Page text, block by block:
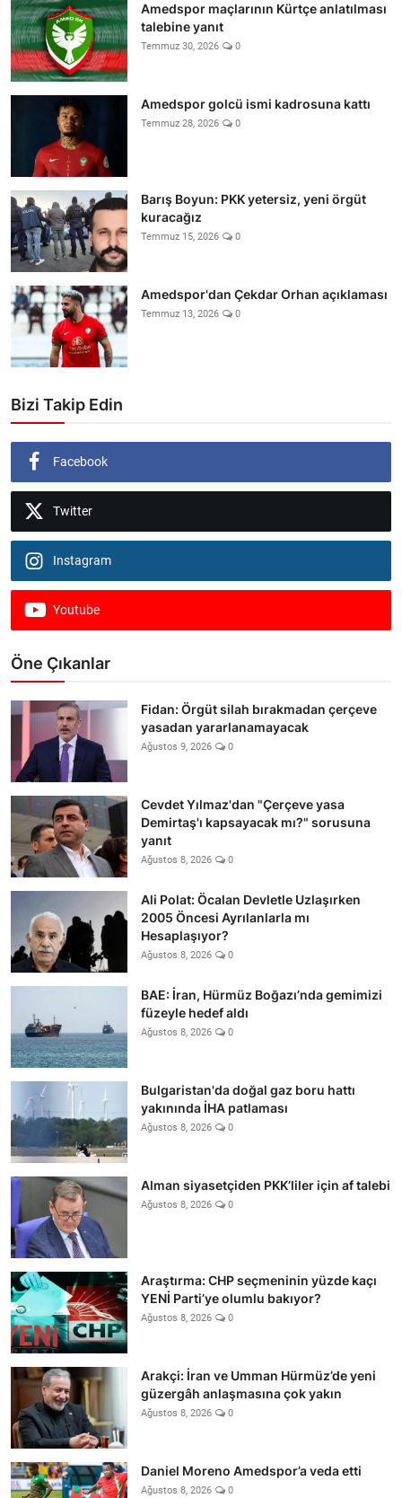
Amedspor maçlarının Kürtçe anlatılması
talebine yanıt
Temmuz 30, 2026 0
Amedspor golcü ismi kadrosuna kattı
Temmuz 28, 2026 0
Barış Boyun: PKK yetersiz, yeni örgüt
kuracağız
Temmuz 15, 2026 0
Amedspor'dan Çekdar Orhan açıklaması
Temmuz 13, 2026 0
Bizi Takip Edin
Facebook
Twitter
Instagram
Youtube
Öne Çıkanlar
Fidan: Örgüt silah bırakmadan çerçeve
yasadan yararlanamayacak
Ağustos 9, 2026 0
Cevdet Yılmaz'dan "Çerçeve yasa
Demirtaş'ı kapsayacak mı?" sorusuna
yanıt
Ağustos 8, 2026 0
Ali Polat: Öcalan Devletle Uzlaşırken
2005 Öncesi Ayrılanlarla mı
Hesaplaşıyor?
Ağustos 8, 2026 0
BAE: İran, Hürmüz Boğazı’nda gemimizi
füzeyle hedef aldı
Ağustos 8, 2026 0
Bulgaristan'da doğal gaz boru hattı
yakınında İHA patlaması
Ağustos 8, 2026 0
Alman siyasetçiden PKK’liler için af talebi
Ağustos 8, 2026 0
Araştırma: CHP seçmeninin yüzde kaçı
YENİ Parti’ye olumlu bakıyor?
Ağustos 8, 2026 0
Arakçi: İran ve Umman Hürmüz’de yeni
güzergâh anlaşmasına çok yakın
Ağustos 8, 2026 0
Daniel Moreno Amedspor’a veda etti
Ağustos 8, 2026 0